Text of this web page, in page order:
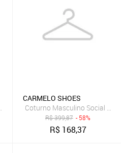
Cross Masculino De Couro Café
CARMELO SHOES
Coturno Masculino Social
R$399,87 - 58%
R$ 168,37